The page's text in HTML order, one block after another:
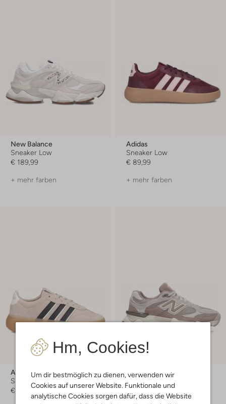
Hm, Cookies!
Um dir bestmöglich zu dienen, verwenden wir
Cookies auf unserer Website. Funktionale und
analytische Cookies sorgen dafür, dass die Website
New Balance
Sneaker Low
€ 189,99
+ mehr farben
Adidas
Sneaker Low
€ 89,99
+ mehr farben
Adidas
Sneaker Low
€ 84,99
New Balance
Sneaker Low
€ 189,99